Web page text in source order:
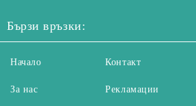
Бързи връзки:
Начало
За нас
Контакт
Рекламации